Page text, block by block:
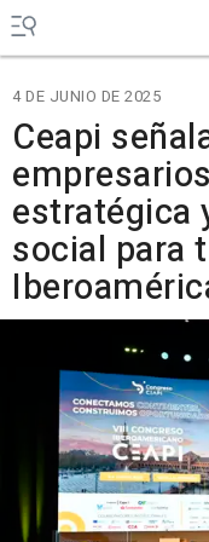
4 DE JUNIO DE 2025
Ceapi
estratégica
social para